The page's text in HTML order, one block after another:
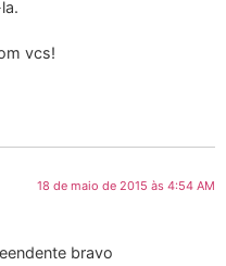
vcs!
18 de maio de 2015 às 4:54 AM
bravo